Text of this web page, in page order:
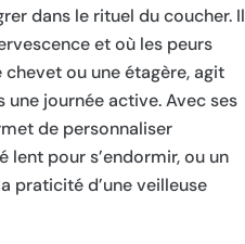
dans le rituel du coucher. Il
et où les peurs
ou une étagère, agit
journée active. Avec ses
de personnaliser
lent pour s’endormir, ou un
praticité d’une veilleuse